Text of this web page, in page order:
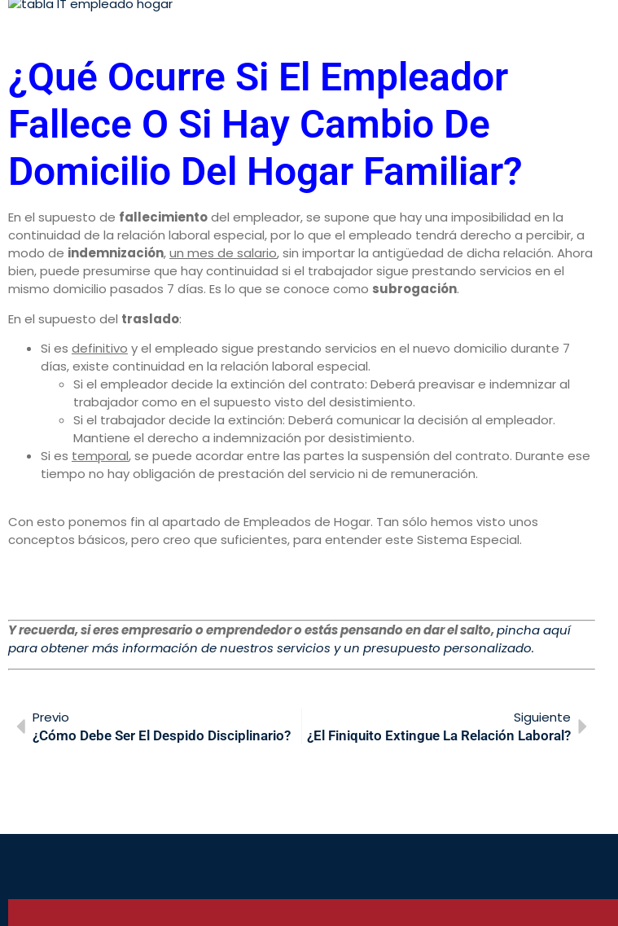
¿Qué Ocurre Si El Empleador
Fallece O Si Hay Cambio De
Domicilio Del Hogar Familiar?
En el supuesto de fallecimientodel empleador, se supone que hay una imposibilidad en la
continuidad de la relación laboral especial, por lo que el empleado tendrá derecho a percibir, a
modo de indemnización,un mes de salario, sin importar la antigüedad de dicha relación. Ahora
bien, puede presumirse que hay continuidad si el trabajador sigue prestando servicios en el
mismo domicilio pasados 7 días. Es lo que se conoce como subrogación.
En el supuesto del traslado:
Si es definitivo y el empleado sigue prestando servicios en el nuevo domicilio durante 7
días, existe continuidad en la relación laboral especial.
Si el empleador decide la extinción del contrato: Deberá preavisar e indemnizar al
trabajador como en el supuesto visto del desistimiento.
Si el trabajador decide la extinción: Deberá comunicar la decisión al empleador.
Mantiene el derecho a indemnización por desistimiento.
Si es temporal, se puede acordar entre las partes la suspensión del contrato. Durante ese
tiempo no hay obligación de prestación del servicio ni de remuneración.
Con esto ponemos fin al apartado de Empleados de Hogar. Tan sólo hemos visto unos
conceptos básicos, pero creo que suficientes, para entender este Sistema Especial.
Y recuerda, si eres empresario o emprendedor o estás pensando en dar el salto,pincha aquí
para obtener más información de nuestros servicios y un presupuesto personalizado.
Previo
¿Cómo Debe Ser El Despido Disciplinario?
Siguiente
¿El Finiquito Extingue La Relación Laboral?